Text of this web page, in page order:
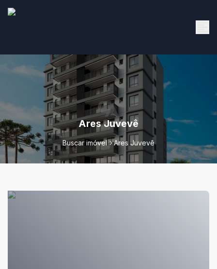
Ares Juvevê
Buscar imóvel Ares Juvevê